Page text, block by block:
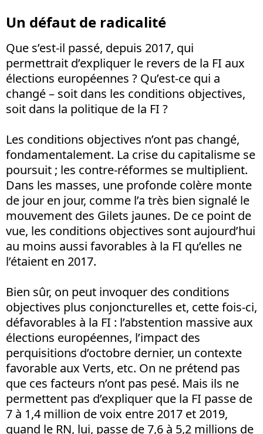
Un défaut de radicalité
Que s’est-il passé, depuis 2017, qui
permettrait d’expliquer le revers de la FI aux
élections européennes ? Qu’est-ce qui a
changé – soit dans les conditions objectives,
soit dans la politique de la FI ?
Les conditions objectives n’ont pas changé,
fondamentalement. La crise du capitalisme se
poursuit ; les contre-réformes se multiplient.
Dans les masses, une profonde colère monte
de jour en jour, comme l’a très bien signalé le
mouvement des Gilets jaunes. De ce point de
vue, les conditions objectives sont aujourd’hui
au moins aussi favorables à la FI qu’elles ne
l’étaient en 2017.
Bien sûr, on peut invoquer des conditions
objectives plus conjoncturelles et, cette fois-ci,
défavorables à la FI : l’abstention massive aux
élections européennes, l’impact des
perquisitions d’octobre dernier, un contexte
favorable aux Verts, etc. On ne prétend pas
que ces facteurs n’ont pas pesé. Mais ils ne
permettent pas d’expliquer que la FI passe de
7 à 1,4 million de voix entre 2017 et 2019,
quand le RN, lui, passe de 7,6 à 5,2 millions de